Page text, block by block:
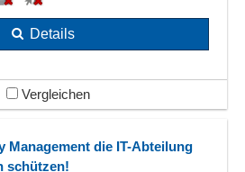
Details
Vergleichen
Management die IT-Abteilung
schützen!